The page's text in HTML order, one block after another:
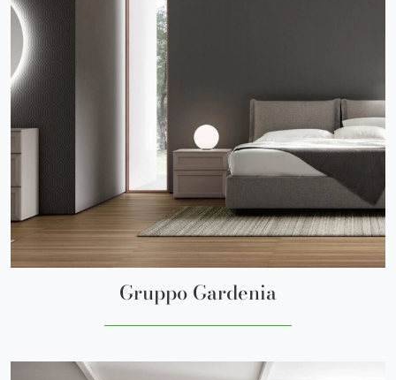
Gruppo Gardenia